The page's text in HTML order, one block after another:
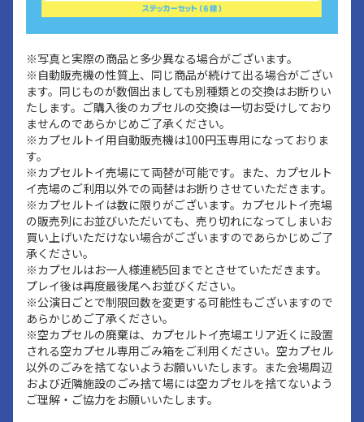
※写真と実際の商品と多少異なる場合がございます。
※自動販売機の性質上、同じ商品が続けて出る場合がござい
ます。同じものが数個出ましても別種類との交換はお断りい
たします。ご購入後のカプセルの交換は一切お受けしており
ませんのであらかじめご了承ください。
※カプセルトイ用自動販売機は100円玉専用になっておりま
す。
※カプセルトイ売場にて両替が可能です。また、カプセルト
イ売場のご利用以外での両替はお断りさせていただきます。
※カプセルトイは数に限りがございます。カプセルトイ売場
の販売列にお並びいただいても、売り切れになってしまいお
買い上げいただけない場合がございますのであらかじめご了
承ください。
※カプセルはお一人様連続5回までとさせていただきます。
プレイ後は再度最後尾へお並びください。
※公演日ごとで制限回数を変更する可能性もございますので
あらかじめご了承ください。
※空カプセルの廃棄は、カプセルトイ売場エリア近くに設置
される空カプセル専用ごみ箱をご利用ください。空カプセル
以外のごみを捨てないようお願いいたします。また会場周辺
および近隣施設のごみ捨て場には空カプセルを捨てないよう
ご理解・ご協力をお願いいたします。